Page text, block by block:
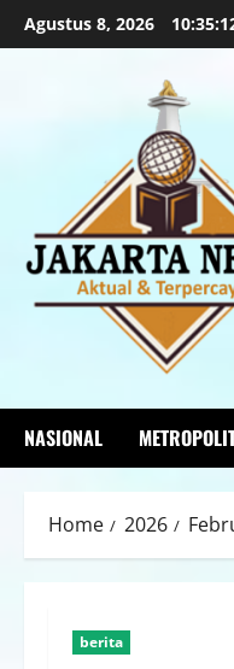
Agustus 8, 2026
NASIONAL
Home 2026
berita